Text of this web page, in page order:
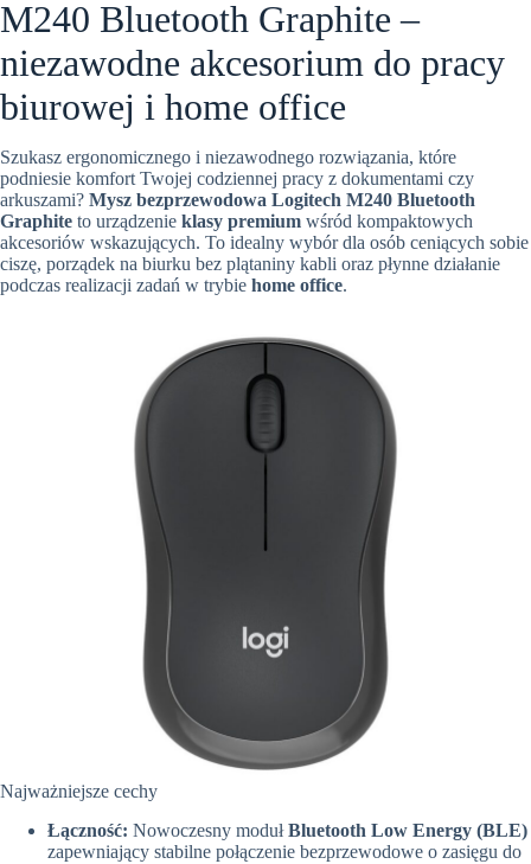
M240 Bluetooth Graphite –
niezawodne akcesorium do pracy
biurowej i home office
Szukasz ergonomicznego i niezawodnego rozwiązania, które
podniesie komfort Twojej codziennej pracy z dokumentami czy
arkuszami? Mysz bezprzewodowa Logitech M240 Bluetooth
Graphite to urządzenie klasy premium wśród kompaktowych
akcesoriów wskazujących. To idealny wybór dla osób ceniących sobie
ciszę, porządek na biurku bez plątaniny kabli oraz płynne działanie
podczas realizacji zadań w trybie home office.
Najważniejsze cechy
Łączność: Nowoczesny modułBluetooth Low Energy (BLE)
zapewniający stabilne połączenie bezprzewodowe o zasięgu do